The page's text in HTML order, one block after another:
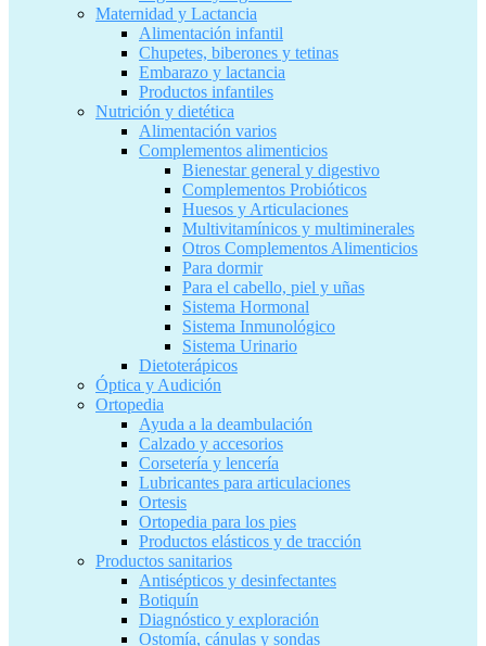
Maternidad y Lactancia
Alimentación infantil
Chupetes, biberones y tetinas
Embarazo y lactancia
Productos infantiles
Nutrición y dietética
Alimentación varios
Complementos alimenticios
Bienestar general y digestivo
Complementos Probióticos
Huesos y Articulaciones
Multivitamínicos y multiminerales
Otros Complementos Alimenticios
Para dormir
Para el cabello, piel y uñas
Sistema Hormonal
Sistema Inmunológico
Sistema Urinario
Dietoterápicos
Óptica y Audición
Ortopedia
Ayuda a la deambulación
Calzado y accesorios
Corsetería y lencería
Lubricantes para articulaciones
Ortesis
Ortopedia para los pies
Productos elásticos y de tracción
Productos sanitarios
Antisépticos y desinfectantes
Botiquín
Diagnóstico y exploración
Ostomía, cánulas y sondas